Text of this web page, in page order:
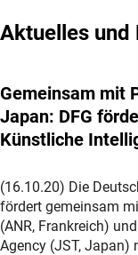
Aktuelles und
Gemeinsam mit
Japan: DFG
Künstliche
(16.10.20) Die
fördert gemeinsam
(ANR, Frankreich)
Agency (JST, Japan)